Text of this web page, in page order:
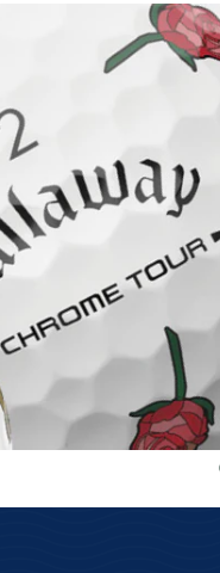
Proč
Nadstandardní servis
Zakládáme si na nejlepším